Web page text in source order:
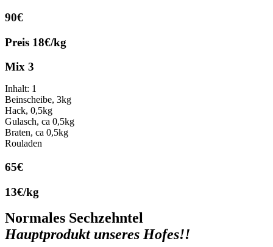
90€
Preis 18€/kg
Mix 3
Inhalt: 1
Beinscheibe, 3kg
Hack, 0,5kg
Gulasch, ca 0,5kg
Braten, ca 0,5kg
Rouladen
65€
13€/kg
Normales Sechzehntel
Hauptprodukt unseres Hofes!!